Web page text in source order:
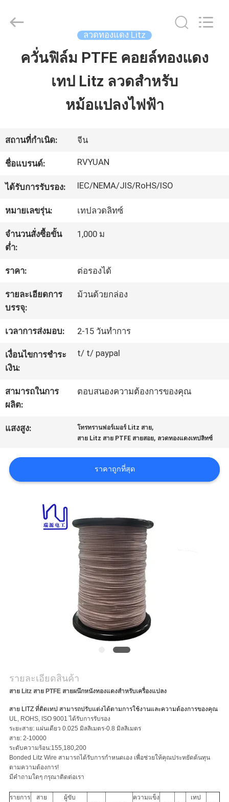
บ้าน
วิดีโอ
คุณภาพ
ติดต่อ
เรา
ขอ
Electric
Material
Reserved.
ลวดทองแดง Litz
ควั่นฟิล์ม PTFE คอยล์ทองแดง
เทป Litz ลวดสำหรับ
หม้อแปลงไฟฟ้า
สถานที่กำเนิด: จีน
ชื่อแบรนด์: RVYUAN
ได้รับการรับรอง: IEC/NEMA/JIS/RoHS/ISO
หมายเลขรุ่น: เทปลวดลิทซ์
จำนวนสั่งซื้อขั้น
ต่ำ:
1,000 ม
ราคา: ต่อรองได้
รายละเอียดการ
บรรจุ:
ม้วนด้วยกล่อง
เวลาการส่งมอบ: 2-15 วันทำการ
เงื่อนไขการชำระ
เงิน:
t/ t/ paypal
สามารถในการ
ผลิต:
ตอบสนองความต้องการของคุณ
แสงสูง: โทรทรานฟอร์เมอร์ Litz สาย,
สาย Litz สาย PTFE สายสอย, ลวดทองแดงเทปลิทซ์
ราคาถูกที่สุด
รายละเอียดสินค้า
สาย Litz สาย PTFE สายผนึกหนังทองแดงสําหรับเครื่องแปลง
สาย LITZ ที่ติดเทป สามารถปรับแต่งได้ตามการใช้งานและความต้องการของคุณ
UL, ROHS, ISO 9001 ได้รับการรับรอง
ระยะสาย: แผ่นเดียว 0.025 มิลลิเมตร-0.8 มิลลิเมตร
สาย: 2-10000
ระดับความร้อน:155,180,200
Bonded Litz Wire สามารถได้รับการกําหนดเอง เพื่อช่วยให้คุณประหยัดต้นทุน
ตามความต้องการ!
มีคําถามใดๆ กรุณาติดต่อเรา
รายการ
สาย
ผู้ขับ
ความแข็ง
เทป